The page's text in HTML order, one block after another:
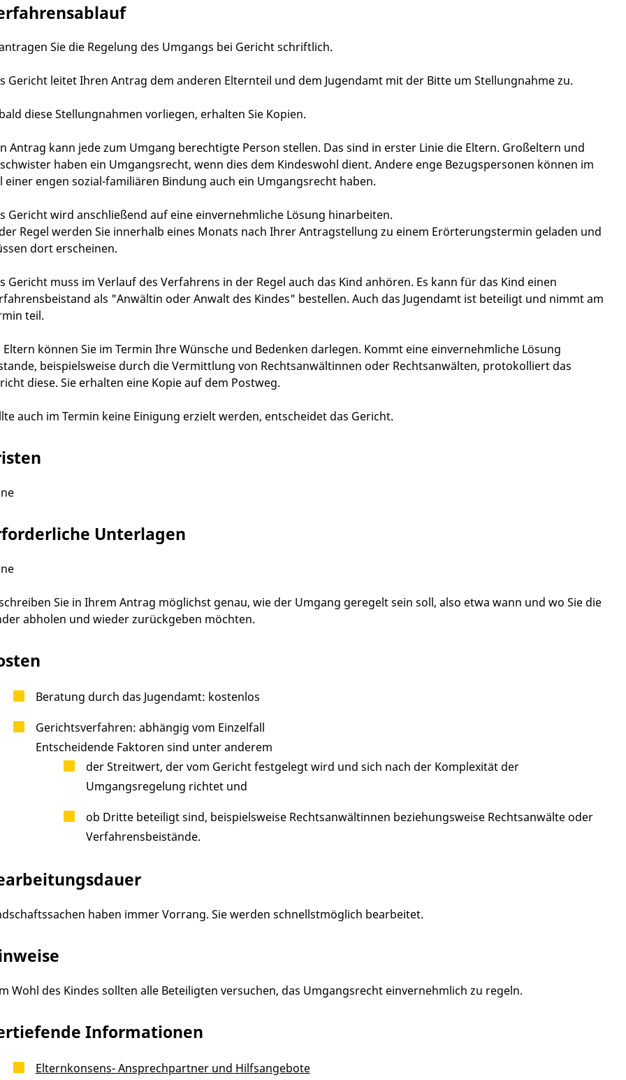
Sie die Regelung des Umgangs bei Gericht schriftlich.
Gericht leitet Ihren Antrag dem anderen Elternteil und dem Jugendamt mit der Bitte um Stellungnahme zu.
diese Stellungnahmen vorliegen, erhalten Sie Kopien.
Antrag kann jede zum Umgang berechtigte Person stellen. Das sind in erster Linie die Eltern. Großeltern und
haben ein Umgangsrecht, wenn dies dem Kindeswohl dient. Andere enge Bezugspersonen können im
einer engen sozial-familiären Bindung auch ein Umgangsrecht haben.
Gericht wird anschließend auf eine einvernehmliche Lösung hinarbeiten.
Regel werden Sie innerhalb eines Monats nach Ihrer Antragstellung zu einem Erörterungstermin geladen und
dort erscheinen.
Gericht muss im Verlauf des Verfahrens in der Regel auch das Kind anhören. Es kann für das Kind einen
als "Anwältin oder Anwalt des Kindes" bestellen. Auch das Jugendamt ist beteiligt und nimmt am
teil.
Eltern können Sie im Termin Ihre Wünsche und Bedenken darlegen. Kommt eine einvernehmliche Lösung
, beispielsweise durch die Vermittlung von Rechtsanwältinnen oder Rechtsanwälten, protokolliert das
diese. Sie erhalten eine Kopie auf dem Postweg.
auch im Termin keine Einigung erzielt werden, entscheidet das Gericht.
Unterlagen
Sie in Ihrem Antrag möglichst genau, wie der Umgang geregelt sein soll, also etwa wann und wo Sie die
abholen und wieder zurückgeben möchten.
Beratung durch das Jugendamt: kostenlos
Gerichtsverfahren: abhängig vom Einzelfall
Entscheidende Faktoren sind unter anderem
der Streitwert, der vom Gericht festgelegt wird und sich nach der Komplexität der
Umgangsregelung richtet und
ob Dritte beteiligt sind, beispielsweise Rechtsanwältinnen beziehungsweise Rechtsanwälte oder
Verfahrensbeistände.
haben immer Vorrang. Sie werden schnellstmöglich bearbeitet.
Wohl des Kindes sollten alle Beteiligten versuchen, das Umgangsrecht einvernehmlich zu regeln.
Informationen
Elternkonsens- Ansprechpartner und Hilfsangebote